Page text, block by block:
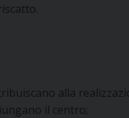
alla
il centro;